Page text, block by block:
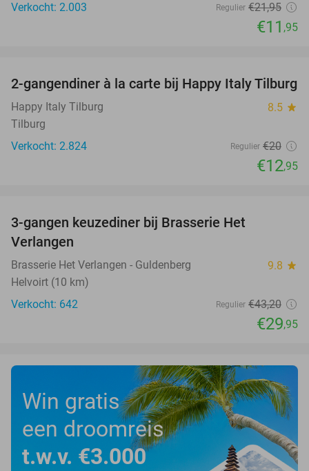
Verkocht: 2.003
Regulier €21,95
€11 ,95
35%
2-gangendiner à la carte bij Happy Italy Tilburg
Happy Italy Tilburg 8.5 star
Tilburg
Verkocht: 2.824
Regulier €20
€12,95
3-gangen keuzediner bij Brasserie Het
Verlangen
Brasserie Het Verlangen - Guldenberg 9.8 star
Helvoirt (10 km)
Verkocht: 642
Regulier €43,20
€29,95
Win gratis
een droomreis
t.w.v. €3.000